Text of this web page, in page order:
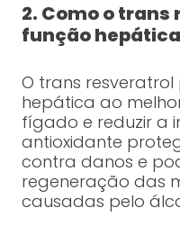
2. Como o
função
O trans
hepática ao
fígado e reduzir a
antioxidante
contra danos e
regeneração das
causadas pelo